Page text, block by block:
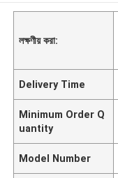
লক্ষণীয় করা:
Delivery Time
Minimum Order Q
uantity
Model Number